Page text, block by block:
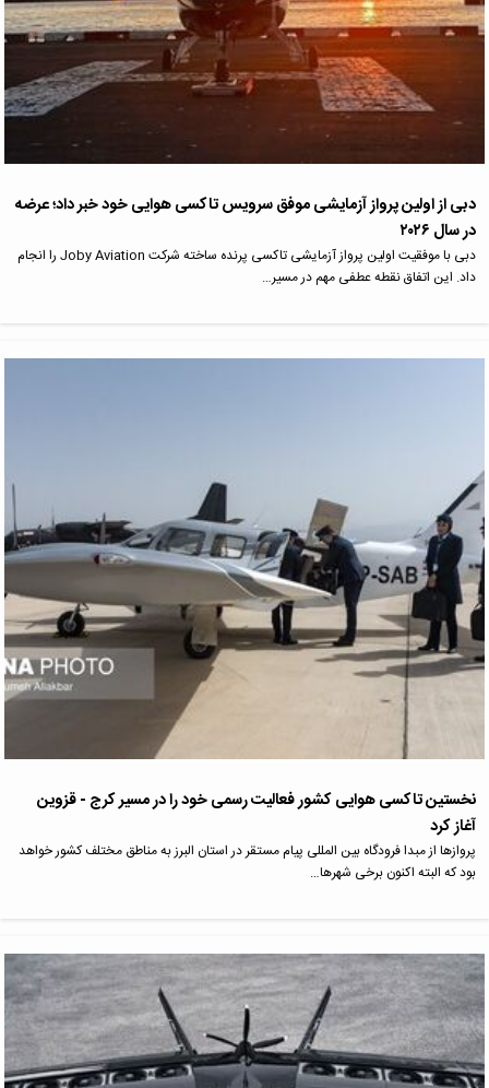
دبی از اولین پرواز آزمایشی موفق سرویس تاکسی هوایی خود خبر داد؛ عرضه
در سال ۲۰۲۶
دبی با موفقیت اولین پرواز آزمایشی تاکسی پرنده ساخته‌ شرکت Joby Aviation را انجام
داد. این اتفاق نقطه عطفی مهم در مسیر…
نخستین تاکسی هوایی کشور فعالیت رسمی خود را در مسیر کرج - قزوین
آغاز کرد
پروازها از مبدا فرودگاه بین المللی پیام مستقر در استان البرز به مناطق مختلف کشور خواهد
بود که البته اکنون برخی شهرها…